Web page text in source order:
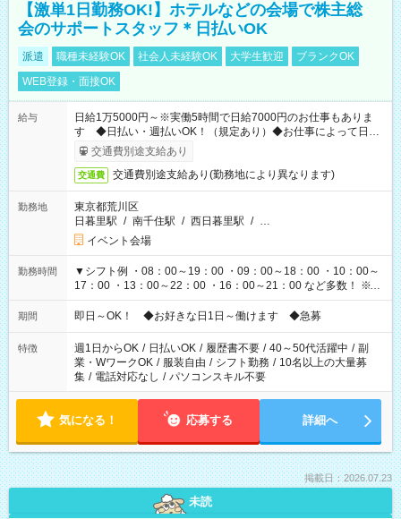
【激単1日勤務OK!】ホテルなどの会場で株主総
会のサポートスタッフ＊日払いOK
派遣 職種未経験OK 社会人未経験OK 大学生歓迎
ブランクOK
WEB登録・面接OK
給与
日給1万5000円～※実働5時間で日給7000円のお仕事もありま
す ◆日払い・週払いOK！（規定あり）◆お仕事によって日給
も異なります
交通費別途支給あり
交通費 交通費別途支給あり(勤務地により異なります)
勤務地
東京都荒川区
日暮里駅 / 南千住駅 / 西日暮里駅 / …
イベント会場
勤務時間
▼シフト例 ・08：00～19：00 ・09：00～18：00 ・10：00～
17：00 ・13：00～22：00 ・16：00～21：00 など多数！ ※お
仕事により勤務時間が異なります
期間 即日～OK！ ◆お好きな日1日～働けます ◆急募
特徴 週1日からOK / 日払いOK / 履歴書不要 / 40～50代活躍中 / 副
業・WワークOK / 服装自由 / シフト勤務 / 10名以上の大量募
集 / 電話対応なし / パソコンスキル不要
気になる！ 応募する 詳細へ
掲載日：2026.07.23
未読